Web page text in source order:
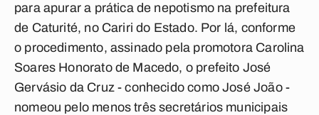
para apurar a prática de nepotismo na prefeitura
de Caturité, no Cariri do Estado. Por lá, conforme
o procedimento, assinado pela promotora Carolina
Soares Honorato de Macedo, o prefeito José
Gervásio da Cruz - conhecido como José João -
nomeou pelo menos três secretários municipais